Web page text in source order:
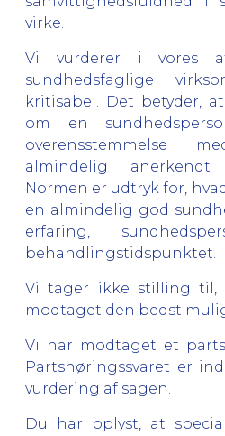
virke.
Vi vurderer i vores
sundhedsfaglige
kritisabel. Det betyder,
om en
overensstemmelse
almindelig anerkendt
Normen er udtryk for,
en almindelig god
erfaring,
behandlingstidspunktet.
Vi tager ikke stilling
modtaget den bedst
Vi har modtaget et
Partshøringssvaret er
vurdering af sagen.
Du har oplyst, at